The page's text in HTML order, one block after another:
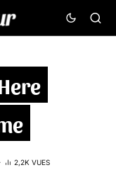
2,2K VUES